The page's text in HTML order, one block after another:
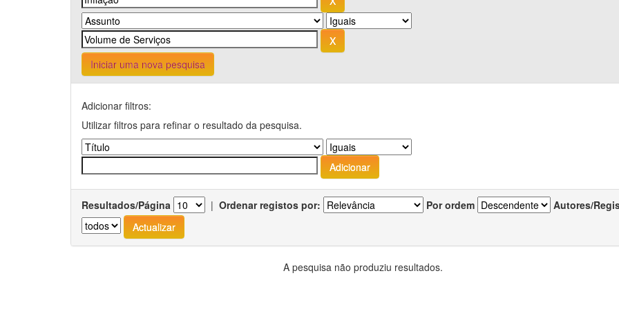
Iniciar uma nova pesquisa
Adicionar filtros:
Utilizar filtros para refinar o resultado da pesquisa.
Resultados/Página | Ordenar registos por: Por ordem Autores/
A pesquisa não produziu resultados.